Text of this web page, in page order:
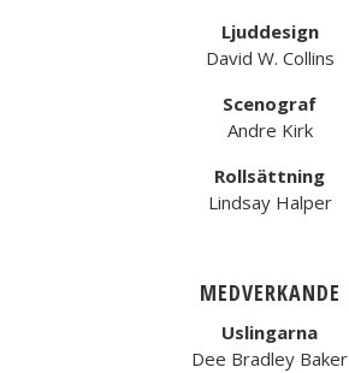
Ljuddesign
David W. Collins
Scenograf
Andre Kirk
Rollsättning
Lindsay Halper
MEDVERKANDE
Uslingarna
Dee Bradley Baker